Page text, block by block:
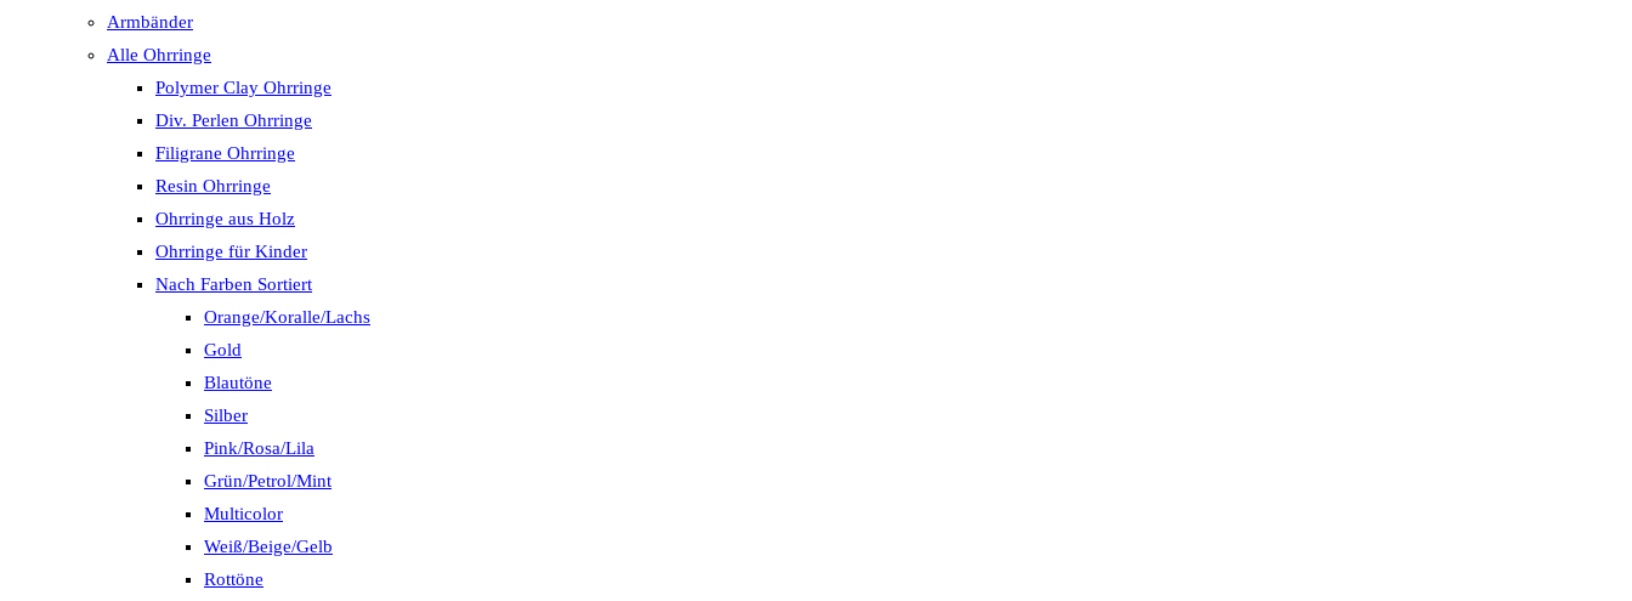
Armbänder
Alle Ohrringe
Polymer Clay Ohrringe
Div. Perlen Ohrringe
Filigrane Ohrringe
Resin Ohrringe
Ohrringe aus Holz
Ohrringe für Kinder
Nach Farben Sortiert
Orange/Koralle/Lachs
Gold
Blautöne
Silber
Pink/Rosa/Lila
Grün/Petrol/Mint
Multicolor
Weiß/Beige/Gelb
Rottöne